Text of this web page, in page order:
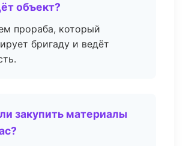
объект?
прораба, который
бригаду и ведёт
закупить материалы